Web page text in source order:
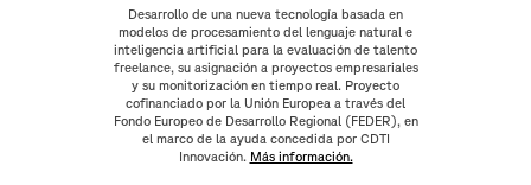
Desarrollo de una nueva tecnología basada en
modelos de procesamiento del lenguaje natural e
inteligencia artificial para la evaluación de talento
freelance, su asignación a proyectos empresariales
y su monitorización en tiempo real. Proyecto
cofinanciado por la Unión Europea a través del
Fondo Europeo de Desarrollo Regional (FEDER), en
el marco de la ayuda concedida por CDTI
Innovación. Más información.